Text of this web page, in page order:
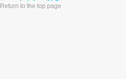
Return to the top page